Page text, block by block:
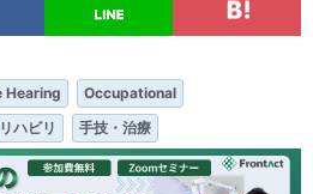
Hearing
Occupational
リハビリ 手技・治療